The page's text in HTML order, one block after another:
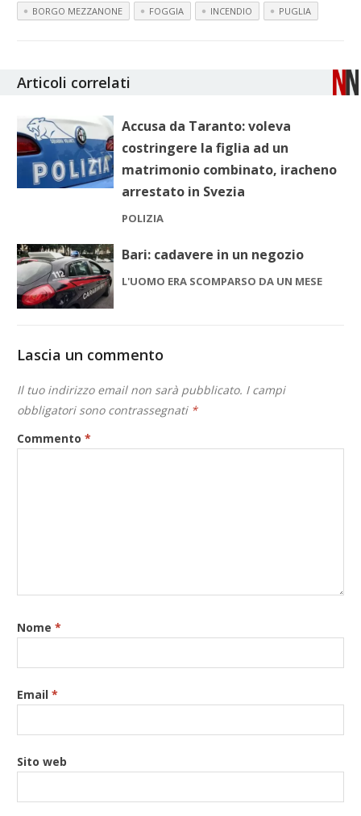
BORGO MEZZANONE FOGGIA INCENDIO PUGLIA
Articoli correlati
Accusa da Taranto: voleva
costringere la figlia ad un
matrimonio combinato, iracheno
arrestato in Svezia
POLIZIA
Bari: cadavere in un negozio
L'UOMO ERA SCOMPARSO DA UN MESE
Lascia un commento
Il tuo indirizzo email non sarà pubblicato. I campi
obbligatori sono contrassegnati *
Commento*
Nome*
Email*
Sito web